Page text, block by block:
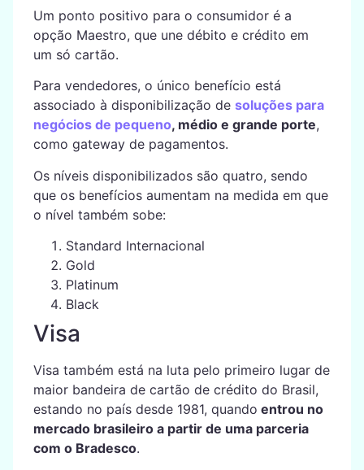
Um ponto positivo para o consumidor é a
opção Maestro, que une débito e crédito em
um só cartão.
Para vendedores, o único benefício está
associado à disponibilização de soluções para
negócios de pequeno, médio e grande porte,
como gateway de pagamentos.
Os níveis disponibilizados são quatro, sendo
que os benefícios aumentam na medida em que
o nível também sobe:
Standard Internacional
Gold
Platinum
Black
Visa
Visa também está na luta pelo primeiro lugar de
maior bandeira de cartão de crédito do Brasil,
estando no país desde 1981, quando entrou no
mercado brasileiro a partir de uma parceria
com o Bradesco.